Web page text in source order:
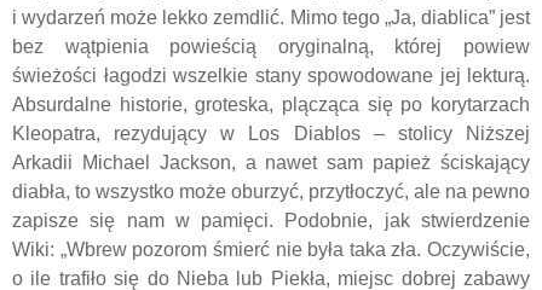
i wydarzeń może lekko zemdlić. Mimo tego „Ja, diablica” jest
bez wątpienia powieścią oryginalną, której powiew
świeżości łagodzi wszelkie stany spowodowane jej lekturą.
Absurdalne historie, groteska, plącząca się po korytarzach
Kleopatra, rezydujący w Los Diablos – stolicy Niższej
Arkadii Michael Jackson, a nawet sam papież ściskający
diabła, to wszystko może oburzyć, przytłoczyć, ale na pewno
zapisze się nam w pamięci. Podobnie, jak stwierdzenie
Wiki: „Wbrew pozorom śmierć nie była taka zła. Oczywiście,
o ile trafiło się do Nieba lub Piekła, miejsc dobrej zabawy